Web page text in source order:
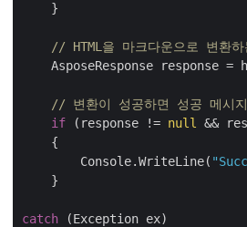
    }
// HTML을 마크다운으로 변환
AsposeResponse response =
// 변환이 성공하면 성공 메시
if (response != null &&
    {
        Console.WriteLine(
    }
catch (Exception ex)